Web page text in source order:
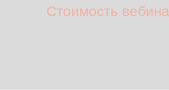
Стоимость